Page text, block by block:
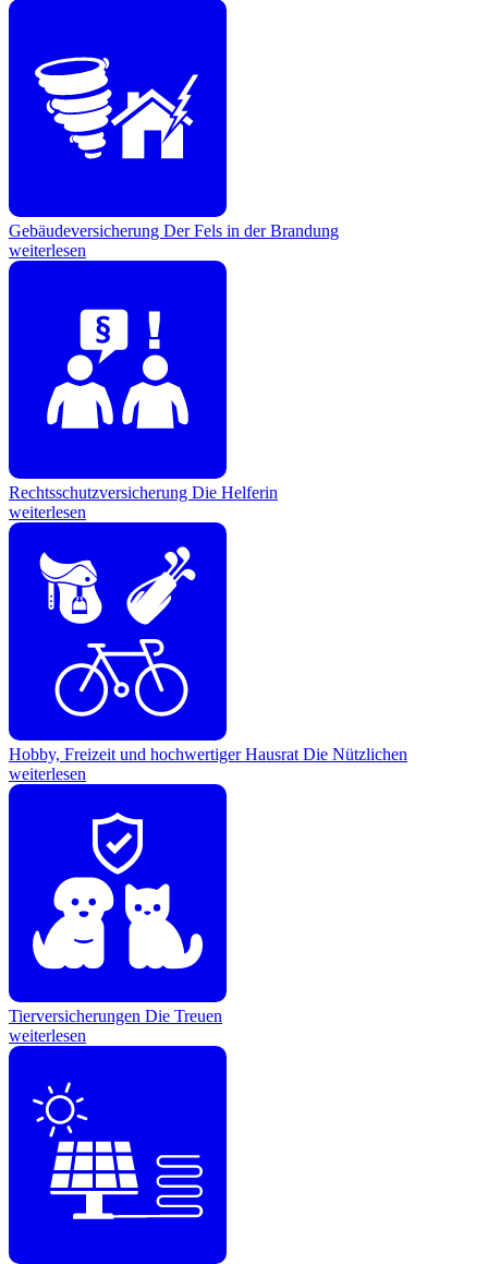
Gebäudeversicherung Der Fels in der Brandung
weiterlesen
Rechtsschutzversicherung Die Helferin
weiterlesen
Hobby, Freizeit und hochwertiger Hausrat Die Nützlichen
weiterlesen
Tierversicherungen Die Treuen
weiterlesen